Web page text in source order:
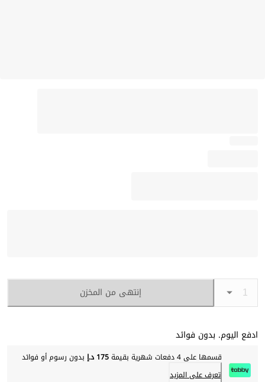
إنتهى من المخزن
ادفع اليوم. بدون فوائد
قسمها على 4 دفعات شهرية بقيمة 175 د.إ
بدون رسوم أو فوائد
تعرف على المزيد